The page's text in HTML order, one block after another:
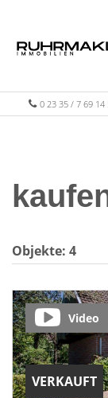
0 23 35 / 7 69 14
Objekte: 4
VERKAUFT
Video